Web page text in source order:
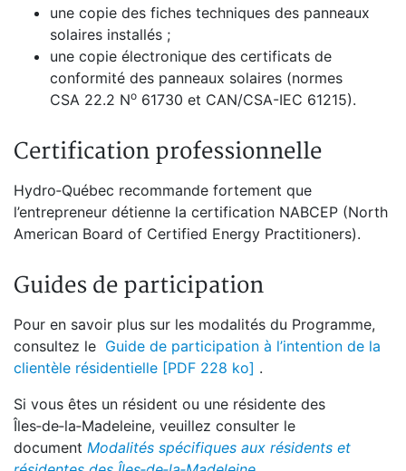
une copie des fiches techniques des panneaux
solaires installés ;
une copie électronique des certificats de
conformité des panneaux solaires (normes
CSA 22.2 No 61730 et CAN/CSA-IEC 61215).
Certification professionnelle
Hydro‑Québec recommande fortement que
l’entrepreneur détienne la certification NABCEP (North
American Board of Certified Energy Practitioners).
Guides de participation
Pour en savoir plus sur les modalités du Programme,
consultez le Guide de participation à l’intention de la
clientèle résidentielle [PDF 228 ko] .
Si vous êtes un résident ou une résidente des
Îles‑de‑la‑Madeleine, veuillez consulter le
document Modalités spécifiques aux résidents et